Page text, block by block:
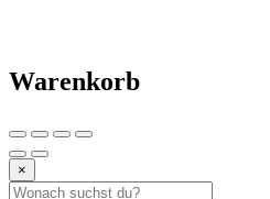
Warenkorb
×